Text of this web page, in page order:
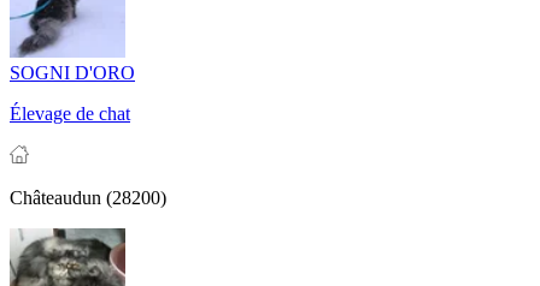
SOGNI D'ORO
Élevage de chat
Châteaudun (28200)